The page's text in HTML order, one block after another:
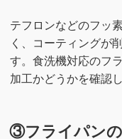
テフロンなどのフッ
く、コーティングが
す。食洗機対応のフ
加工かどうかを確認
③フライパン